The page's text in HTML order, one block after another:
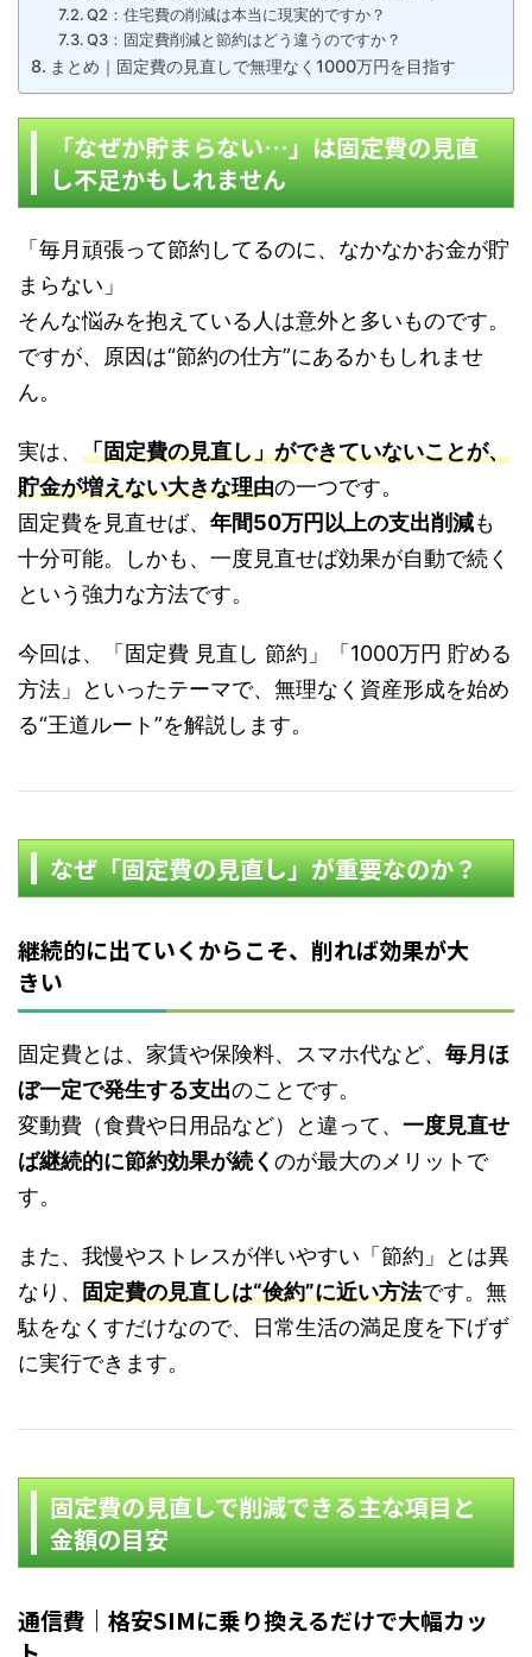
Q2：住宅費の削減は本当に現実的ですか？
Q3：固定費削減と節約はどう違うのですか？
まとめ｜固定費の見直しで無理なく1000万円を目指す
「なぜか貯まらない…」は固定費の見直
し不足かもしれません
「毎月頑張って節約してるのに、なかなかお金が貯
まらない」
そんな悩みを抱えている人は意外と多いものです。
ですが、原因は“節約の仕方”にあるかもしれませ
ん。
実は、 「固定費の見直し」ができていないことが、
貯金が増えない大きな理由の一つです。
固定費を見直せば、 年間50万円以上の支出削減も
十分可能。しかも、一度見直せば効果が自動で続く
という強力な方法です。
今回は、「固定費 見直し 節約」「1000万円 貯める
方法」といったテーマで、無理なく資産形成を始め
る“王道ルート”を解説します。
なぜ「固定費の見直し」が重要なのか？
継続的に出ていくからこそ、削れば効果が大
きい
固定費とは、家賃や保険料、スマホ代など、 毎月ほ
ぼ一定で発生する支出のことです。
変動費（食費や日用品など）と違って、 一度見直せ
ば継続的に節約効果が続く のが最大のメリットで
す。
また、我慢やストレスが伴いやすい「節約」とは異
なり、 固定費の見直しは“倹約”に近い方法です。無
駄をなくすだけなので、日常生活の満足度を下げず
に実行できます。
固定費の見直しで削減できる主な項目と
金額の目安
通信費｜格安SIMに乗り換えるだけで大幅カッ